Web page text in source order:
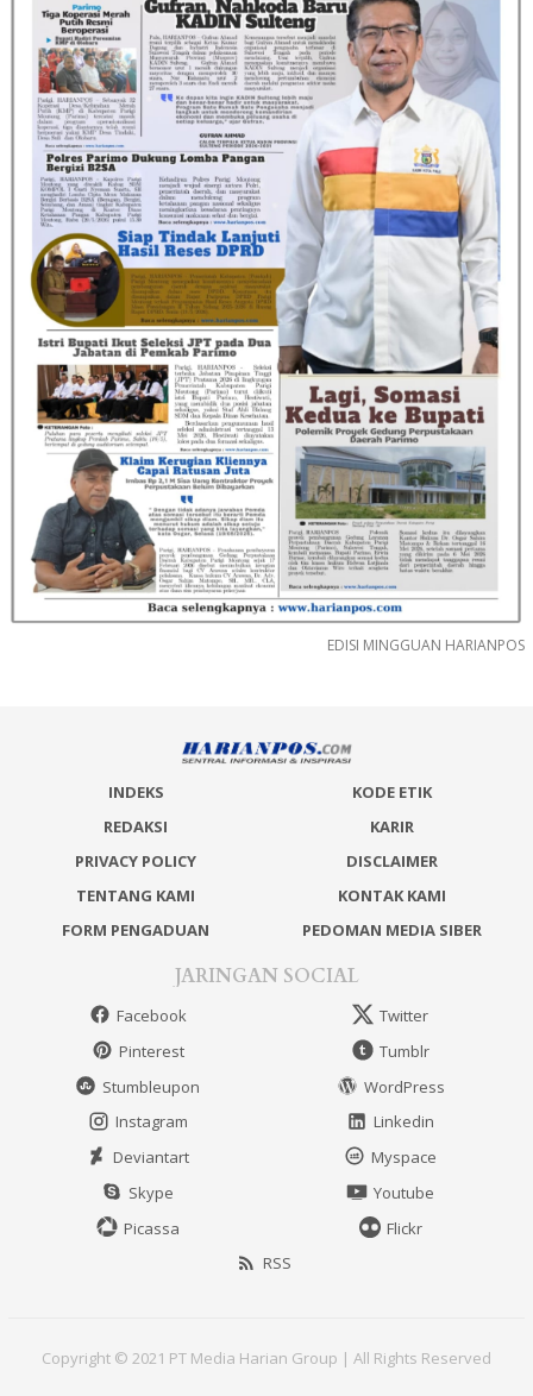
EDISI MINGGUAN HARIANPOS
INDEKS
KODE ETIK
REDAKSI
KARIR
PRIVACY POLICY
DISCLAIMER
TENTANG KAMI
KONTAK KAMI
FORM PENGADUAN
PEDOMAN MEDIA SIBER
JARINGAN SOCIAL
Facebook
Twitter
Pinterest
Tumblr
Stumbleupon
WordPress
Instagram
Linkedin
Deviantart
Myspace
Skype
Youtube
Picassa
Flickr
RSS
Copyright © 2021 PT Media Harian Group | All Rights Reserved